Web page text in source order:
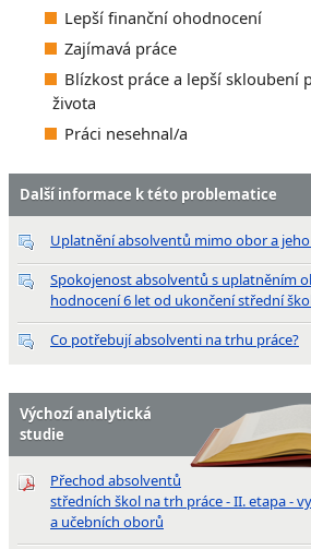
Lepší finanční ohodnocení
Zajímavá práce
Blízkost práce a lepší skloubení
života
Práci nesehnal/a
Další informace k této problematice
Uplatnění absolventů mimo obor a
Spokojenost absolventů s uplatněním
hodnocení 6 let od ukončení střední
Co potřebují absolventi na trhu práce?
Výchozí analytická
studie
Přechod absolventů
středních škol na trh práce - II. etapa -
a učebních oborů